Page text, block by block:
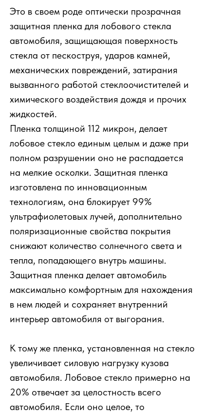
Это в своем роде оптически прозрачная
защитная пленка для лобового стекла
автомобиля, защищающая поверхность
стекла от пескоструя, ударов камней,
механических повреждений, затирания
вызванного работой стеклоочистителей и
химического воздействия дождя и прочих
жидкостей.
Пленка толщиной 112 микрон, делает
лобовое стекло единым целым и даже при
полном разрушении оно не распадается
на мелкие осколки. Защитная пленка
изготовлена по инновационным
технологиям, она блокирует 99%
ультрафиолетовых лучей, дополнительно
поляризационные свойства покрытия
снижают количество солнечного света и
тепла, попадающего внутрь машины.
Защитная пленка делает автомобиль
максимально комфортным для нахождения
в нем людей и сохраняет внутренний
интерьер автомобиля от выгорания.
К тому же пленка, установленная на стекло
увеличивает силовую нагрузку кузова
автомобиля. Лобовое стекло примерно на
20% отвечает за целостность всего
автомобиля. Если оно целое, то